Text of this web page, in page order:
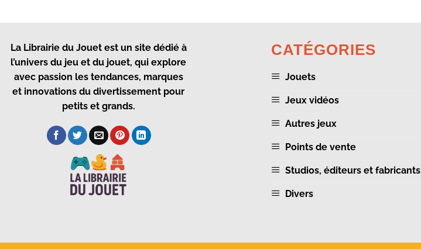
La Librairie du Jouetest un site dédié à
l’univers du jeu et du jouet, qui explore
avec passion les tendances, marques
et innovations du divertissement pour
petits et grands.
CATÉGORIES
Jouets
Jeux vidéos
Autres jeux
Points de vente
Studios, éditeurs et fabricants
Divers